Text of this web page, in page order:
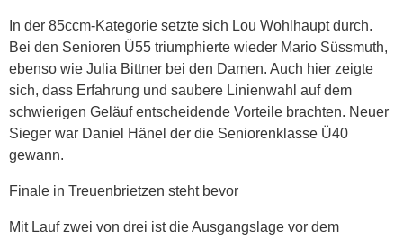
In der 85ccm-Kategorie setzte sich Lou Wohlhaupt durch.
Bei den Senioren Ü55 triumphierte wieder Mario Süssmuth,
ebenso wie Julia Bittner bei den Damen. Auch hier zeigte
sich, dass Erfahrung und saubere Linienwahl auf dem
schwierigen Geläuf entscheidende Vorteile brachten. Neuer
Sieger war Daniel Hänel der die Seniorenklasse Ü40
gewann.
Finale in Treuenbrietzen steht bevor
Mit Lauf zwei von drei ist die Ausgangslage vor dem